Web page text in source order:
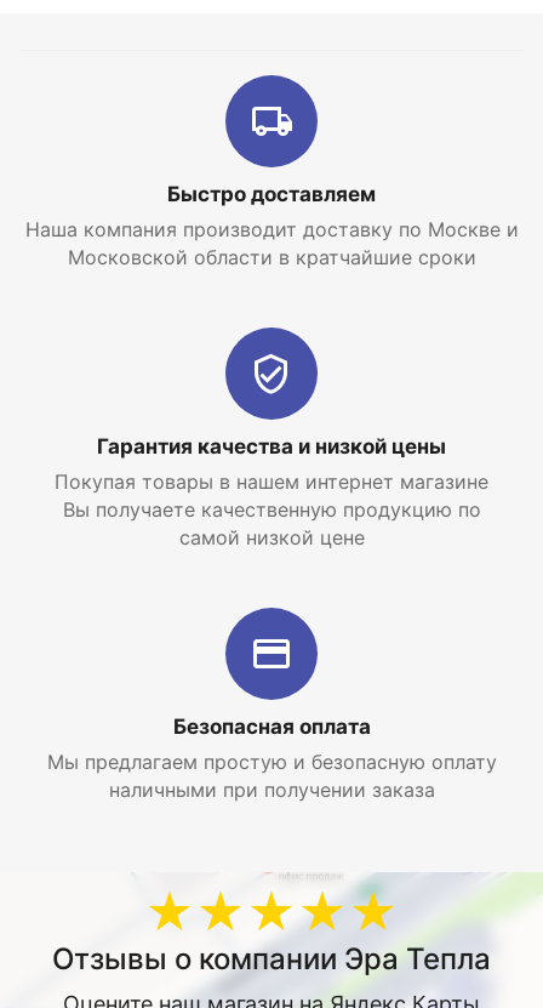
Быстро доставляем
Наша компания производит доставку по Москве и
Московской области в кратчайшие сроки
Гарантия качества и низкой цены
Покупая товары в нашем интернет магазине
Вы получаете качественную продукцию по
самой низкой цене
Безопасная оплата
Мы предлагаем простую и безопасную оплату
наличными при получении заказа
★★★★★
Отзывы о компании Эра Тепла